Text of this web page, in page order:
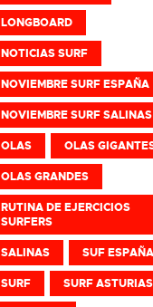
LONGBOARD
NOTICIAS SURF
NOVIEMBRE SURF ESPAÑA
NOVIEMBRE SURF SALINAS
OLAS OLAS
OLAS GRANDES
RUTINA DE EJERCICIOS
SURFERS
SALINAS SUF ESPAÑA
SURF SURF ASTURIAS